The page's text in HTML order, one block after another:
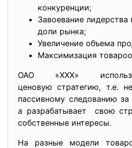
конкуренции;
Завоевание лидерства
доли рынка;
Увеличение объема
Максимизация
ОАО «ХХХ»
ценовую стратегию, т.е.
пассивному следованию
а разрабатывает свою
собственные интересы.
На разные модели